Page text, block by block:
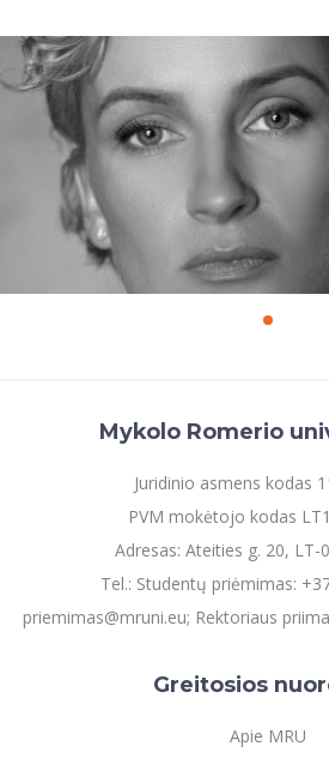
Mykolo Romerio
Juridinio asmens kodas
PVM mokėtojo kodas
Adresas: Ateities g. 20, LT-
Tel.: Studentų priėmimas:
priemimas@mruni.eu; Rektoriaus
Greitosios
Apie MRU